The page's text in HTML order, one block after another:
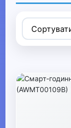
▶ Спорт
▼ Товари